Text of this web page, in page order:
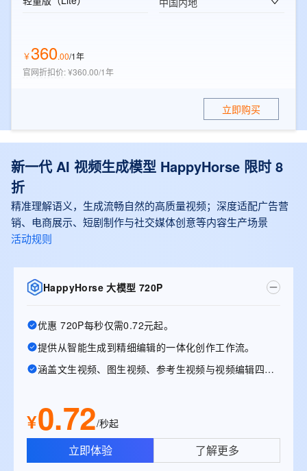
￥360.00/1年
官网折扣价:¥360.00/1年
立即购买
新一代 AI 视频生成模型 HappyHorse 限时 8
折
精准理解语义，生成流畅自然的高质量视频；深度适配广告营
销、电商展示、短剧制作与社交媒体创意等内容生产场景
活动规则
HappyHorse 大模型 720P
优惠 720P每秒仅需0.72元起。
提供从智能生成到精细编辑的一体化创作工作流。
涵盖文生视频、图生视频、参考生视频与视频编辑四大能力
¥0.72/秒起
立即体验 了解更多